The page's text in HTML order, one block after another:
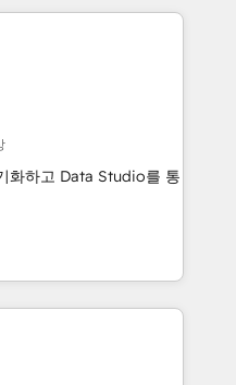
화하고 Data Studio를 통